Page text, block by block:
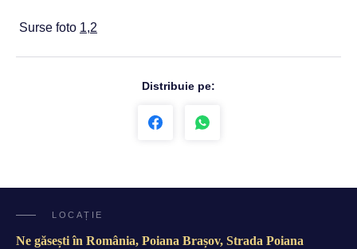
Surse foto 1,2
Distribuie pe:
LOCAȚIE
Ne găsești în România, Poiana Brașov, Strada Poiana